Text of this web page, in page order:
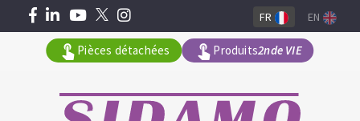
Pièces détachées Produits2nde VIE
FR EN